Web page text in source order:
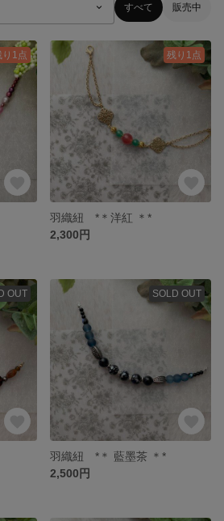
すべて 販売中
り1点 残り1点
羽織紐 *＊洋紅 ＊*
2,300円
OUT SOLD OUT
羽織紐 *＊ 藍墨茶 ＊*
2,500円